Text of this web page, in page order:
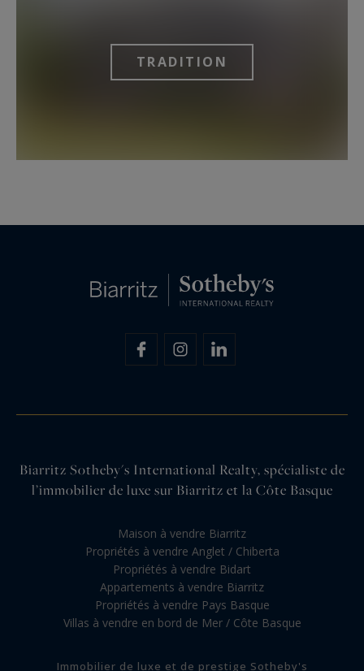
TRADITION
Biarritz Sotheby's International Realty, spécialiste de
l’immobilier de luxe sur Biarritz et la Côte Basque
Maison à vendre Biarritz
Propriétés à vendre Anglet / Chiberta
Propriétés à vendre Bidart
Appartements à vendre Biarritz
Propriétés à vendre Pays Basque
Villas à vendre en bord de Mer / Côte Basque
Immobilier de luxe et de prestige Sotheby's